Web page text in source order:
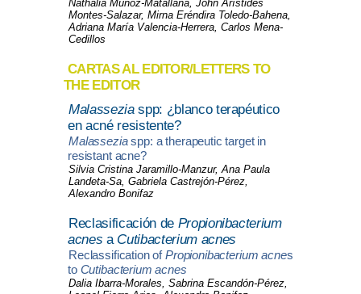
Nathalia Muñoz-Matallana, John Arístides
Montes-Salazar, Mirna Eréndira Toledo-Bahena,
Adriana María Valencia-Herrera, Carlos Mena-
Cedillos
CARTAS AL EDITOR/LETTERS TO
THE EDITOR
Malasseziaspp: ¿blanco terapéutico
en acné resistente?
Malasseziaspp: a therapeutic target in
resistant acne?
Silvia Cristina Jaramillo-Manzur, Ana Paula
Landeta-Sa, Gabriela Castrejón-Pérez,
Alexandro Bonifaz
Reclasificación de Propionibacterium
acnes a Cutibacterium acnes
Reclassification ofPropionibacterium acnes
to Cutibacterium acnes
Dalia Ibarra-Morales, Sabrina Escandón-Pérez,